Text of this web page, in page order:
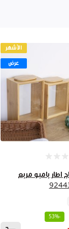
الأشهر
عرض
اطار بامبو مربع
-53%